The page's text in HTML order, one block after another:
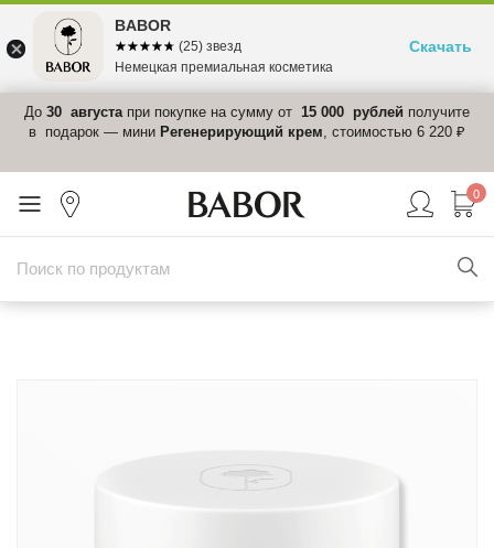
До 30 августапри покупке на сумму от 15 000 рублей получите
в подарок — мини Регенерирующий крем, стоимостью 6 220 ₽
0
BABOR
☆☆☆☆☆
★★★★★ (25) звезд
Немецкая премиальная косметика
Скачать